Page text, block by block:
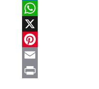
Facebook
WhatsApp
X
Pinterest
Email